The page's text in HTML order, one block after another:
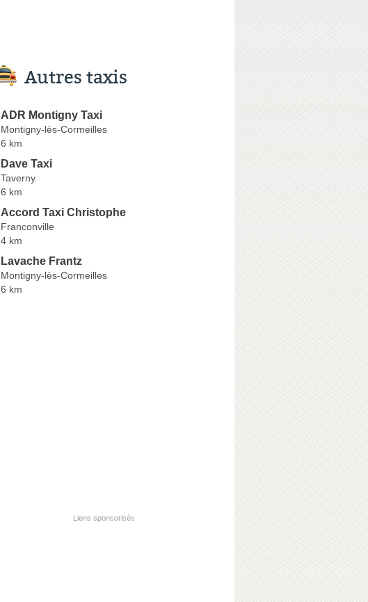
Autres taxis
ADR Montigny Taxi
Montigny-lès-Cormeilles
6 km
Dave Taxi
Taverny
6 km
Accord Taxi Christophe
Franconville
4 km
Lavache Frantz
Montigny-lès-Cormeilles
6 km